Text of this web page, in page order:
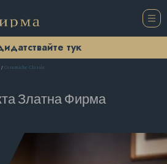
тук
Ceramiche Classic
Златна Фирма